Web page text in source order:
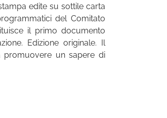
edite su sottile carta
del Comitato
il primo documento
Edizione originale. Il
promuovere un sapere di